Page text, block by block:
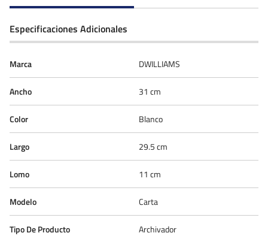
Especificaciones Adicionales
Marca DWILLIAMS
Ancho 31 cm
Color Blanco
Largo 29.5 cm
Lomo 11 cm
Modelo Carta
Tipo De Producto Archivador